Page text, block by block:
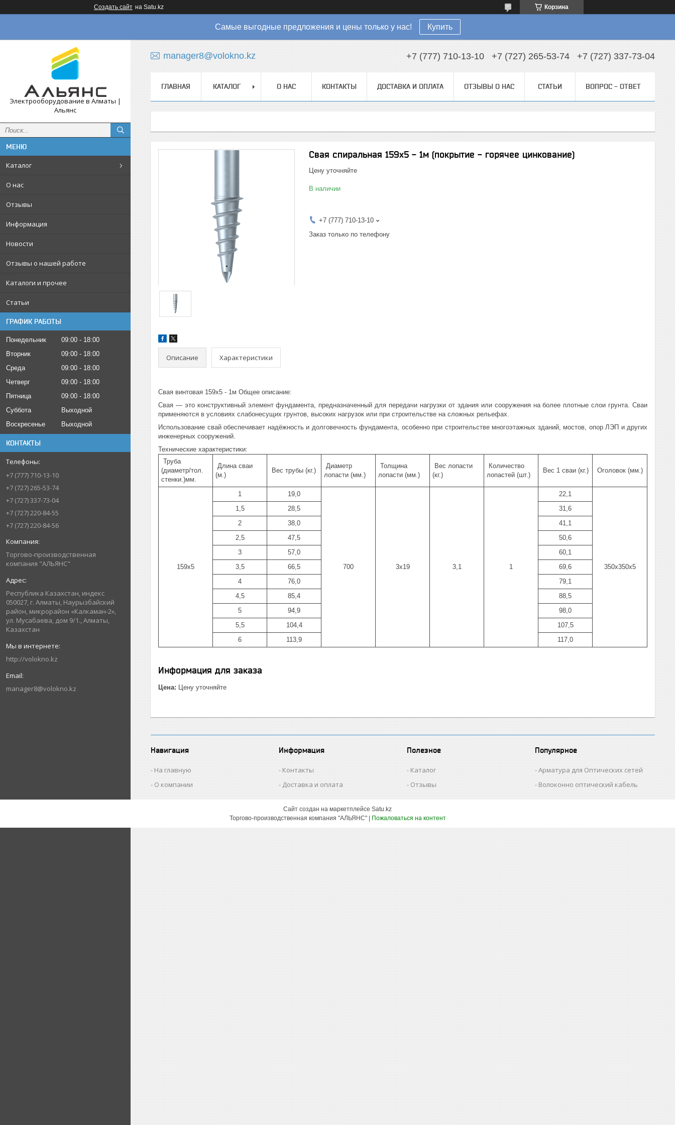
Создать сайт на Satu.kz Корзина
Самые выгодные предложения и цены только у нас! Купить
Электрооборудование в Алматы |
Альянс
Каталог
О нас
Отзывы
Информация
Новости
Отзывы о нашей работе
Каталоги и прочее
Статьи
ГРАФИК РАБОТЫ
Понедельник 09:00
18:00
Вторник
09:00
18:00
Среда
09:00
18:00
Четверг
09:00
18:00
Пятница
09:00
18:00
Суббота
Выходной
Воскресенье
Выходной
КОНТАКТЫ
+7 (777) 710-13-10
+7 (727) 265-53-74
+7 (727) 337-73-04
+7 (727) 220-84-55
+7 (727) 220-84-56
Торгово-производственная
компания "АЛЬЯНС"
Республика Казахстан, индекс
050027, г. Алматы, Наурызбайский
район, микрорайон «Калкаман-2»,
ул. Мусабаева, дом 9/1., Алматы,
Казахстан
http://volokno.kz
manager8@volokno.kz
manager8@volokno.kz +7 (777) 710-13-10 +7 (727) 265-53-74 +7 (727) 337-73-04
ГЛАВНАЯ КАТАЛОГ О НАС КОНТАКТЫ ДОСТАВКА И ОПЛАТА ОТЗЫВЫ О НАС СТАТЬИ ВОПРОС - ОТВЕТ
Свая спиральная 159х5 - 1м (покрытие - горячее цинкование)
Цену уточняйте
В наличии
+7 (777) 710-13-10
Заказ только по телефону
Описание Характеристики
Свая винтовая 159х5 - 1м Общее описание:
Свая — это конструктивный элемент фундамента, предназначенный для передачи нагрузки от здания или сооружения на более плотные слои грунта. Сваи
применяются в условиях слабонесущих грунтов, высоких нагрузок или при строительстве на сложных рельефах.
Использование свай обеспечивает надёжность и долговечность фундамента, особенно при строительстве многоэтажных зданий, мостов, опор ЛЭП и других
инженерных сооружений.
Технические характеристики:
Труба
(диаметр/тол.
стенки.)мм.
Длина сваи
(м.)
Вес трубы (кг.)
Диаметр
лопасти (мм.)
Толщина
лопасти (мм.)
Вес лопасти
(кг.)
Количество
лопастей (шт.)
Вес 1 сваи (кг.) Оголовок (мм.)
159х5
1 19,0
700 3х19 3,1 1
22,1
350х350х5
1,5 28,5
31,6
2
38,0
41,1
2,5
47,5
50,6
3
57,0
60,1
3,5
66,5
69,6
4
76,0
79,1
4,5
85,4
88,5
5
94,9
98,0
5,5
104,4
107,5
6
113,9 117,0
Информация для заказа
Цена: Цену уточняйте
Навигация
На главную
О компании
Информация
Контакты
Доставка и оплата
Полезное
Каталог
Отзывы
Популярное
Арматура для Оптических сетей
Волоконно оптический кабель
Сайт создан на маркетплейсе Satu.kz
Пожаловаться на контент